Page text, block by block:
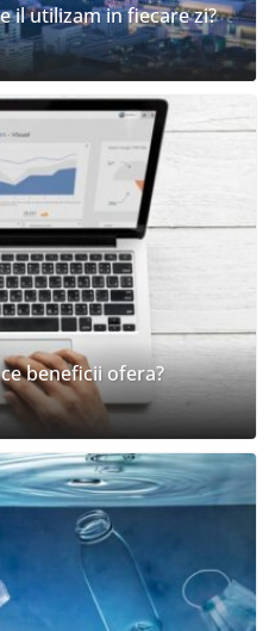
il utilizam in fiecare zi?
beneficii ofera?